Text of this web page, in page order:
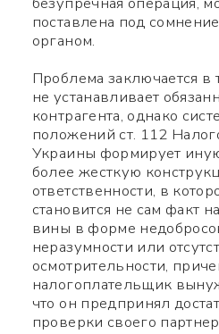
поставлена под
органом.
Проблема заключается в
не устанавливает
контрагента, однако
положений ст. 112
Украины формирует
более жесткую
ответственности, в
становится не сам факт
вины в форме
неразумности или
осмотрительности,
налогоплательщик
что он предпринял
проверки своего